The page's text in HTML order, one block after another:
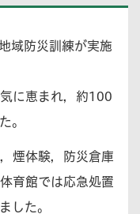
域防災訓練が実施
に恵まれ，約100
。
煙体験，防災倉庫
育館では応急処置
した。